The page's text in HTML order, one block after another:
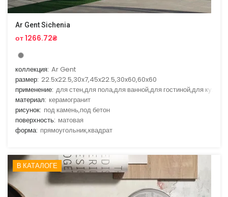
Ar Gent Sichenia
от 1266.72₴
коллекция: Ar Gent
размер: 22.5x22.5,30x7,45x22.5,30x60,60x60
применение: для стен,для пола,для ванной,для гостиной,для кухни
материал: керамогранит
рисунок: под камень,под бетон
поверхность: матовая
форма: прямоугольник,квадрат
В КАТАЛОГЕ